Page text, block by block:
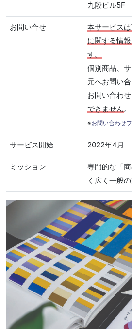
九段ビル5F
お問い合せ
本サービス
に関する情
す。
個別商品、
元へお問い
お問い合わ
できません。
※お問い合わせ
サービス開始 2022年4月
ミッション
専門的な「
く広く一般